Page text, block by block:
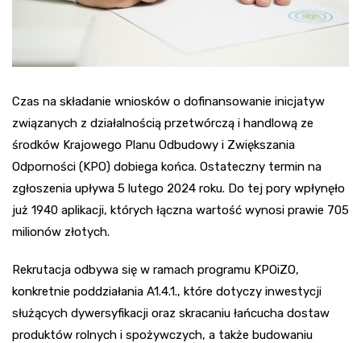
Czas na składanie wniosków o dofinansowanie inicjatyw
związanych z działalnością przetwórczą i handlową ze
środków Krajowego Planu Odbudowy i Zwiększania
Odporności (KPO) dobiega końca. Ostateczny termin na
zgłoszenia upływa 5 lutego 2024 roku. Do tej pory wpłynęło
już 1940 aplikacji, których łączna wartość wynosi prawie 705
milionów złotych.
Rekrutacja odbywa się w ramach programu KPOiZO,
konkretnie poddziałania A1.4.1., które dotyczy inwestycji
służących dywersyfikacji oraz skracaniu łańcucha dostaw
produktów rolnych i spożywczych, a także budowaniu